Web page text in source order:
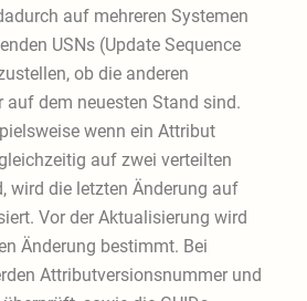
auf mehreren Systemen
USNs (Update Sequence
ob die anderen
auf dem neuesten Stand sind.
wenn ein Attribut
auf zwei verteilten
wird die letzten Änderung auf
Vor der Aktualisierung wird
Änderung bestimmt. Bei
Attributversionsnummer und